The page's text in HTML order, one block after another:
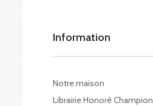
Information
Notre maison
Librairie Honoré Champion